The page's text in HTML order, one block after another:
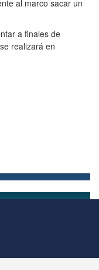
al marco sacar un
a finales de
realizará en